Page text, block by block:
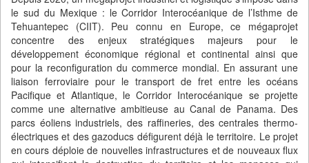
le sud du Mexique : le Corridor Interocéanique de l’Isthme de
Tehuantepec (CIIT). Peu connu en Europe, ce mégaprojet
concentre des enjeux stratégiques majeurs pour le
développement économique régional et continental ainsi que
pour la reconfiguration du commerce mondial. En assurant une
liaison ferroviaire pour le transport de fret entre les océans
Pacifique et Atlantique, le Corridor Interocéanique se projette
comme une alternative ambitieuse au Canal de Panama. Des
parcs éoliens industriels, des raffineries, des centrales thermo-
électriques et des gazoducs défigurent déjà le territoire. Le projet
en cours déploie de nouvelles infrastructures et de nouveaux flux